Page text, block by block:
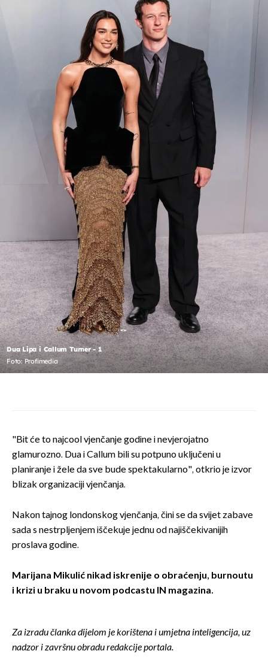
Dua Lipa i Callum Turner - 1
Foto: Profimedia
"Bit će to najcool vjenčanje godine i nevjerojatno
glamurozno. Dua i Callum bili su potpuno uključeni u
planiranje i žele da sve bude spektakularno", otkrio je izvor
blizak organizaciji vjenčanja.
Nakon tajnog londonskog vjenčanja, čini se da svijet zabave
sada s nestrpljenjem iščekuje jednu od najiščekivanijih
proslava godine.
Marijana Mikulić nikad iskrenije o obraćenju, burnoutu
i krizi u braku u novom podcastu IN magazina.
Za izradu članka dijelom je korištena i umjetna inteligencija, uz
nadzor i završnu obradu redakcije portala.